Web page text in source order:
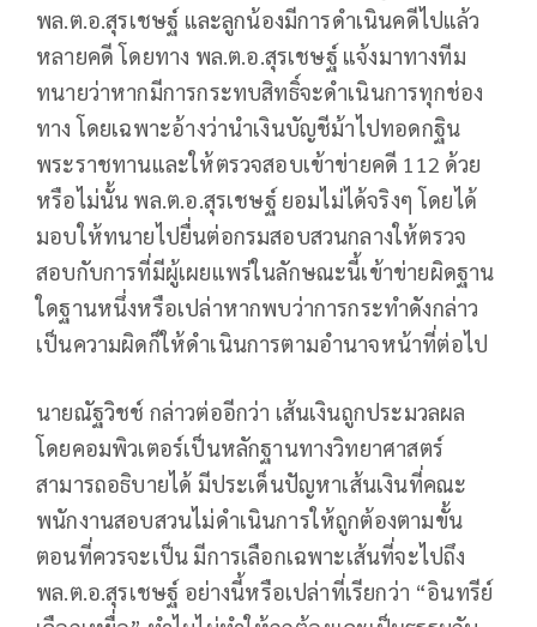
พล.ต.อ.สุรเชษฐ์ และลูกน้องมีการดำเนินคดีไปแล้ว
หลายคดี โดยทาง พล.ต.อ.สุรเชษฐ์ แจ้งมาทางทีม
ทนายว่าหากมีการกระทบสิทธิ์จะดำเนินการทุกช่อง
ทาง โดยเฉพาะอ้างว่านำเงินบัญชีม้าไปทอดกฐิน
พระราชทานและให้ตรวจสอบเข้าข่ายคดี 112 ด้วย
หรือไม่นั้น พล.ต.อ.สุรเชษฐ์ ยอมไม่ได้จริงๆ โดยได้
มอบให้ทนายไปยื่นต่อกรมสอบสวนกลางให้ตรวจ
สอบกับการที่มีผู้เผยแพร่ในลักษณะนี้เข้าข่ายผิดฐาน
ใดฐานหนึ่งหรือเปล่าหากพบว่าการกระทำดังกล่าว
เป็นความผิดก็ให้ดำเนินการตามอำนาจหน้าที่ต่อไป
นายณัฐวิชช์ กล่าวต่ออีกว่า เส้นเงินถูกประมวลผล
โดยคอมพิวเตอร์เป็นหลักฐานทางวิทยาศาสตร์
สามารถอธิบายได้ มีประเด็นปัญหาเส้นเงินที่คณะ
พนักงานสอบสวนไม่ดำเนินการให้ถูกต้องตามขั้น
ตอนที่ควรจะเป็น มีการเลือกเฉพาะเส้นที่จะไปถึง
พล.ต.อ.สุรเชษฐ์ อย่างนี้หรือเปล่าที่เรียกว่า “อินทรีย์